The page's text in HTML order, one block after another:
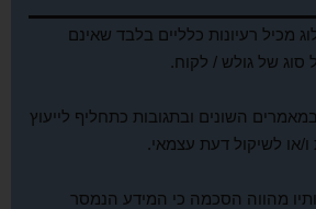
מכיל רעיונות כלליים בלבד שאינם
סוג של גולש / לקוח.
השונים ובתגובות כתחליף לייעוץ
או לשיקול דעת עצמאי.
מהווה הסכמה כי המידע הנמסר